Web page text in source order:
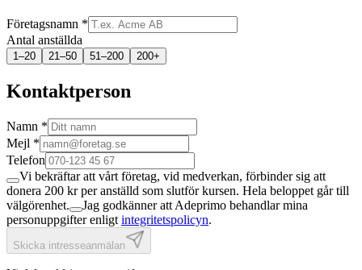
Företagsnamn *
Antal anställda
1–20 21–50 51–200 200+
Kontaktperson
Namn *
Mejl *
Telefon
Vi bekräftar att vårt företag, vid medverkan, förbinder sig att
donera 200 kr per anställd som slutför kursen. Hela beloppet går till
välgörenhet.
Jag godkänner att Adeprimo behandlar mina
personuppgifter enligt integritetspolicyn.
Skicka intresseanmälan